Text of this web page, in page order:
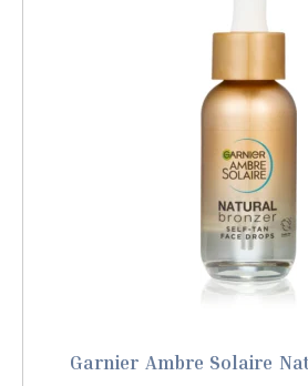
Garnier Ambre Solaire